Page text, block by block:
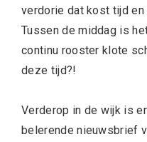
verdorie dat kost tijd
Tussen de middag is
continu rooster klote
deze tijd?!
Verderop in de wijk is
belerende nieuwsbrief